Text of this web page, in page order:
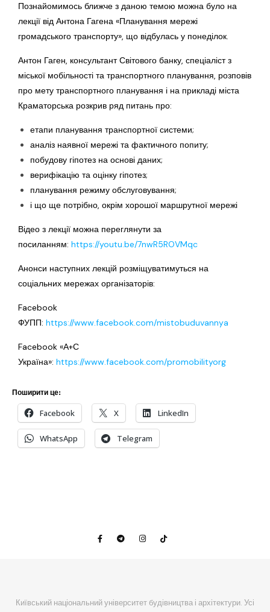
Познайомимось ближче з даною темою можна було на
лекції від Антона Гагена «Планування мережі
громадського транспорту», що відбулась у понеділок.
Антон Гаген, консультант Світового банку, спеціаліст з
міської мобільності та транспортного планування, розповів
про мету транспортного планування і на прикладі міста
Краматорська розкрив ряд питань про:
етапи планування транспортної системи;
аналіз наявної мережі та фактичного попиту;
побудову гіпотез на основі даних;
верифікацію та оцінку гіпотез;
планування режиму обслуговування;
і що ще потрібно, окрім хорошої маршрутної мережі
Відео з лекції можна переглянути за
посиланням: https://youtu.be/7nwR5ROVMqc
Анонси наступних лекцій розміщуватимуться на
соціальних мережах організаторів:
Facebook
ФУПП: https://www.facebook.com/mistobuduvannya
Facebook «А+С
Україна»: https://www.facebook.com/promobilityorg
Поширити це:
Facebook X LinkedIn
WhatsApp Telegram
Київський національний університет будівництва і архітектури. Усі